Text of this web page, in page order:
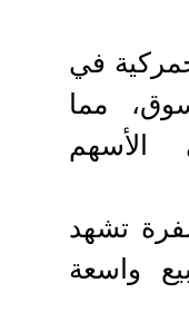
في
مما
تشهد
واسعة